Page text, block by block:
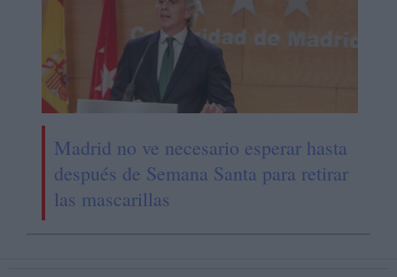
Madrid no ve necesario esperar hasta
después de Semana Santa para retirar
las mascarillas